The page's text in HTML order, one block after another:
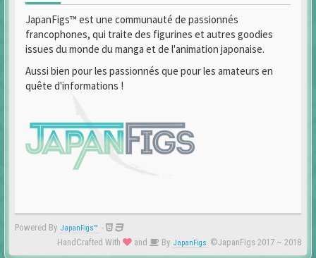
JapanFigs™ est une communauté de passionnés
francophones, qui traite des figurines et autres goodies
issues du monde du manga et de l'animation japonaise.
Aussi bien pour les passionnés que pour les amateurs en
quête d'informations !
Powered By JapanFigs™ -
HandCrafted With
and By JapanFigs ©JapanFigs 2017 ~ 2018